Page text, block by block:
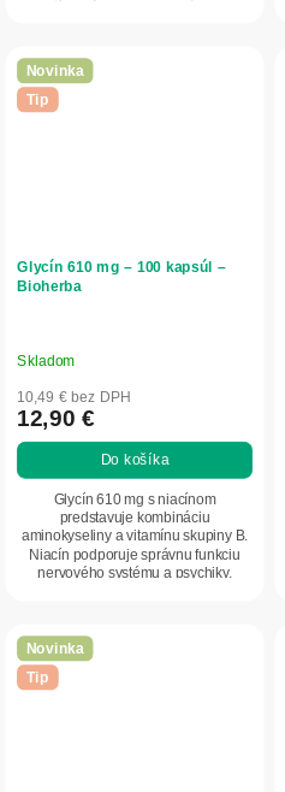
Novinka
Tip
Glycín 610 mg – 100 kapsúl –
Bioherba
Skladom
10,49 € bez DPH
12,90 €
Do košíka
Glycín 610 mg s niacínom
predstavuje kombináciu
aminokyseliny a vitamínu skupiny B.
Niacín podporuje správnu funkciu
nervového systému a psychiky.
Novinka
Tip